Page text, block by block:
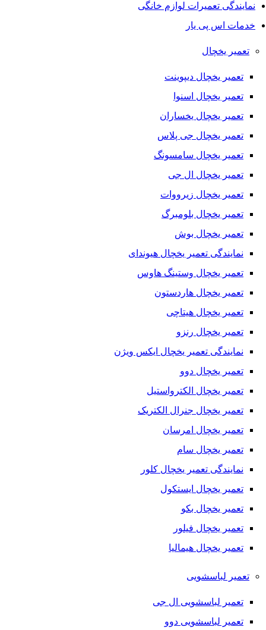
نمایندگی تعمیرات لوازم خانگی
خدمات اس پی یار
تعمیر یخچال
تعمیر یخچال دیپوینت
تعمیر یخچال اسنوا
تعمیر یخچال یخساران
تعمیر یخچال جی پلاس
تعمیر یخچال سامسونگ
تعمیر یخچال ال جی
تعمیر یخچال زیرووات
تعمیر یخچال بلومبرگ
تعمیر یخچال بوش
نمایندگی تعمیر یخچال هیوندای
تعمیر یخچال وستینگ هاوس
تعمیر یخچال هاردستون
تعمیر یخچال هیتاچی
تعمیر یخچال رنزو
نمایندگی تعمیر یخچال ایکس ویژن
تعمیر یخچال دوو
تعمیر یخچال الکترواستیل
تعمیر یخچال جنرال الکتریک
تعمیر یخچال امرسان
تعمیر یخچال سام
نمایندگی تعمیر یخچال کلور
تعمیر یخچال ایستکول
تعمیر یخچال بکو
تعمیر یخچال فیلور
تعمیر یخچال هیمالیا
تعمیر لباسشویی
تعمیر لباسشویی ال جی
تعمیر لباسشویی دوو